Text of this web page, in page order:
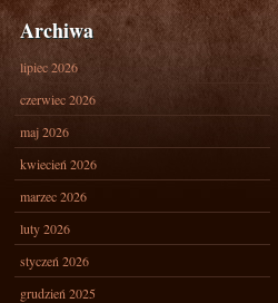
Archiwa
lipiec 2026
czerwiec 2026
maj 2026
kwiecień 2026
marzec 2026
luty 2026
styczeń 2026
grudzień 2025